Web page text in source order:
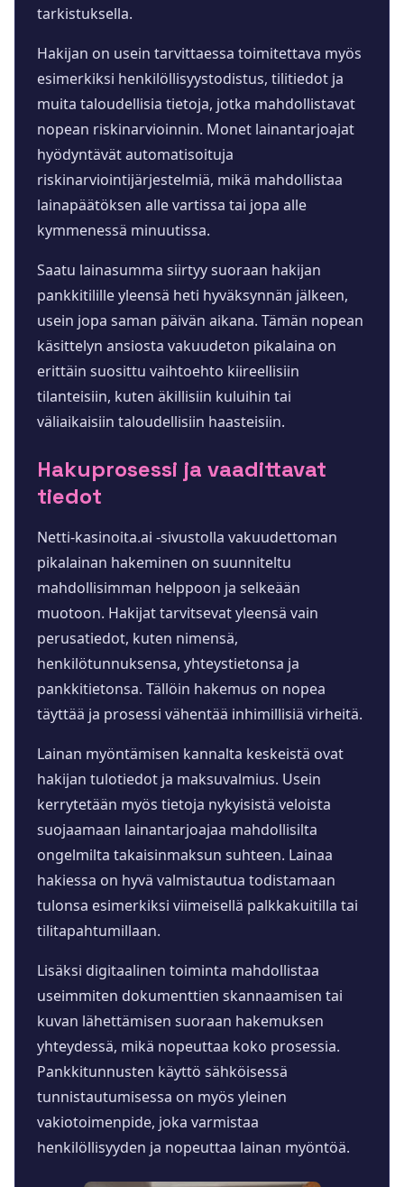
tarkistuksella.
Hakijan on usein tarvittaessa toimitettava myös
esimerkiksi henkilöllisyystodistus, tilitiedot ja
muita taloudellisia tietoja, jotka mahdollistavat
nopean riskinarvioinnin. Monet lainantarjoajat
hyödyntävät automatisoituja
riskinarviointijärjestelmiä, mikä mahdollistaa
lainapäätöksen alle vartissa tai jopa alle
kymmenessä minuutissa.
Saatu lainasumma siirtyy suoraan hakijan
pankkitilille yleensä heti hyväksynnän jälkeen,
usein jopa saman päivän aikana. Tämän nopean
käsittelyn ansiosta vakuudeton pikalaina on
erittäin suosittu vaihtoehto kiireellisiin
tilanteisiin, kuten äkillisiin kuluihin tai
väliaikaisiin taloudellisiin haasteisiin.
Hakuprosessi ja vaadittavat
tiedot
Netti-kasinoita.ai -sivustolla vakuudettoman
pikalainan hakeminen on suunniteltu
mahdollisimman helppoon ja selkeään
muotoon. Hakijat tarvitsevat yleensä vain
perusatiedot, kuten nimensä,
henkilötunnuksensa, yhteystietonsa ja
pankkitietonsa. Tällöin hakemus on nopea
täyttää ja prosessi vähentää inhimillisiä virheitä.
Lainan myöntämisen kannalta keskeistä ovat
hakijan tulotiedot ja maksuvalmius. Usein
kerrytetään myös tietoja nykyisistä veloista
suojaamaan lainantarjoajaa mahdollisilta
ongelmilta takaisinmaksun suhteen. Lainaa
hakiessa on hyvä valmistautua todistamaan
tulonsa esimerkiksi viimeisellä palkkakuitilla tai
tilitapahtumillaan.
Lisäksi digitaalinen toiminta mahdollistaa
useimmiten dokumenttien skannaamisen tai
kuvan lähettämisen suoraan hakemuksen
yhteydessä, mikä nopeuttaa koko prosessia.
Pankkitunnusten käyttö sähköisessä
tunnistautumisessa on myös yleinen
vakiotoimenpide, joka varmistaa
henkilöllisyyden ja nopeuttaa lainan myöntöä.